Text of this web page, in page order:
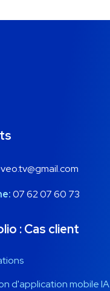
07 62 07 60 73
: Cas client
d'application mobile IA